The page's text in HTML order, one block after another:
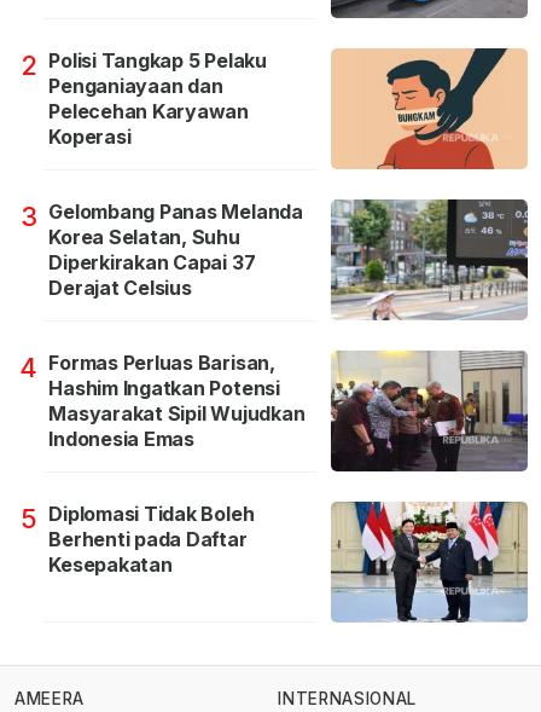
2 Polisi Tangkap 5 Pelaku
Penganiayaan dan
Pelecehan Karyawan
Koperasi
3 Gelombang Panas Melanda
Korea Selatan, Suhu
Diperkirakan Capai 37
Derajat Celsius
4 Formas Perluas Barisan,
Hashim Ingatkan Potensi
Masyarakat Sipil Wujudkan
Indonesia Emas
5 Diplomasi Tidak Boleh
Berhenti pada Daftar
Kesepakatan
AMEERA INTERNASIONAL